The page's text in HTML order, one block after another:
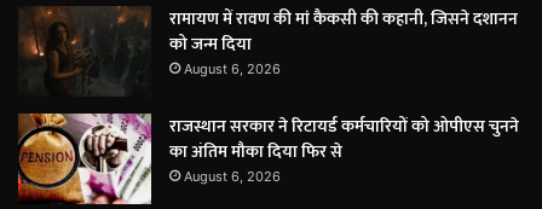
रामायण में रावण की मां कैकसी की कहानी, जिसने दशानन
को जन्म दिया
August 6, 2026
राजस्थान सरकार ने रिटायर्ड कर्मचारियों को ओपीएस चुनने
का अंतिम मौका दिया फिर से
August 6, 2026